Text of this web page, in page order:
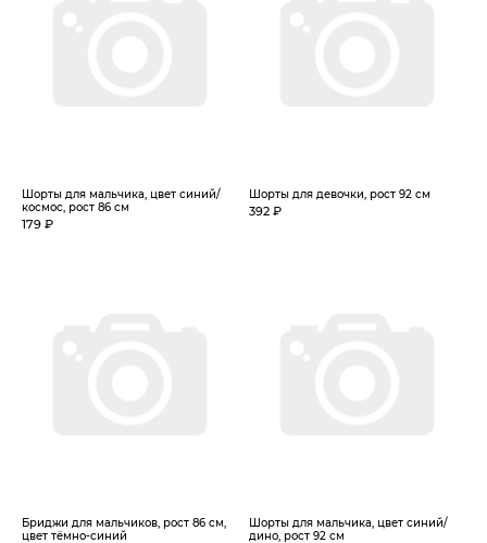
Шорты для мальчика, цвет синий/
космос, рост 86 см
179 ₽
Шорты для девочки, рост 92 см
392 ₽
Бриджи для мальчиков, рост 86 см,
цвет тёмно-синий
Шорты для мальчика, цвет синий/
дино, рост 92 см